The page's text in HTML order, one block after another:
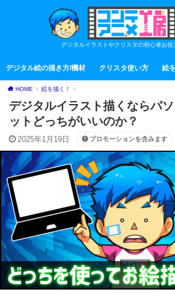
デジタルイラストやクリスタの初心者お役
デジタル絵の描き方/機材 クリスタ使い方 絵
HOME 絵を描く！
デジタルイラスト描くならパ
ットどっちがいいのか？
2025年1月19日 プロモーションを含みます